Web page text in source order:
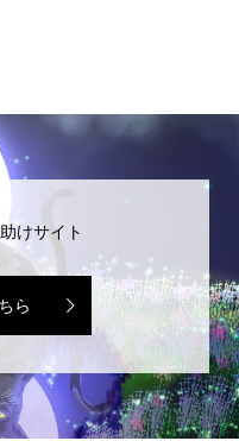
けサイト
ら